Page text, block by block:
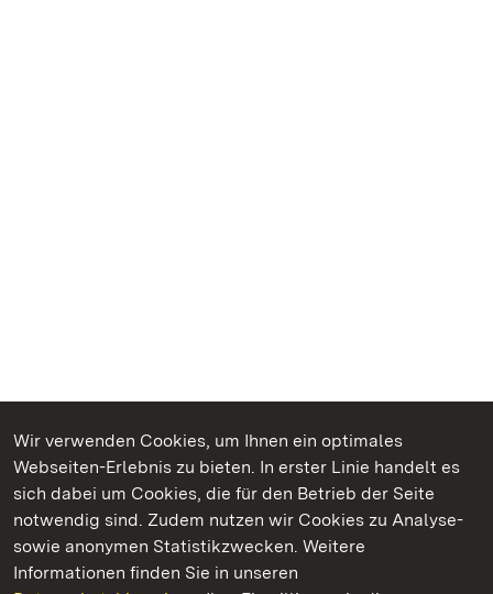
Wir verwenden Cookies, um Ihnen ein optimales
Webseiten-Erlebnis zu bieten. In erster Linie handelt es
sich dabei um Cookies, die für den Betrieb der Seite
notwendig sind. Zudem nutzen wir Cookies zu Analyse-
sowie anonymen Statistikzwecken. Weitere
Informationen finden Sie in unseren
Kommen. Staunen. Genießen.